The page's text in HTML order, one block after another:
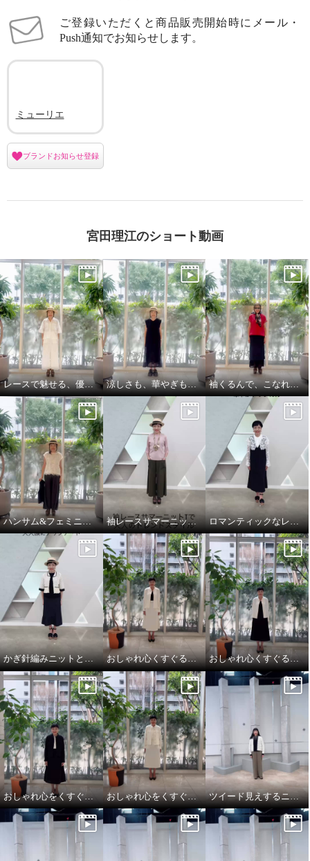
ご登録いただくと商品販売開始時にメール・
Push通知でお知らせします。
ミューリエ
ブランドお知らせ登録
宮田理江のショート動画
レースで魅せる、優雅でリッチな大人セットアップ 涼しさも、華やぎも、着映えも叶える 袖くるんで、こなれ見え 縦長レイヤード
ハンサム&フェミニンな大人スタイル 袖レースサマーニットTとエレガントカーゴで大人のトレンドスタイル ロマンティックなレースを主役に華やかクラシカル
かぎ針編みニットとデニムを大人仕様にアップデート おしゃれ心くすぐるオケージョンスタイル おしゃれ心くすぐるオケージョンスタイル
おしゃれ心をくすぐるオケージョンスタイル おしゃれ心をくすぐるオケージョンスタイル ツイード見えするニットカーディガンは、大人のトラッドモード